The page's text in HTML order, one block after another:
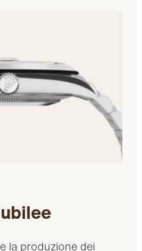
la produzione dei